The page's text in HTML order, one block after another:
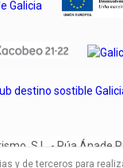
S.L. - Rúa Ánade
Travel en otros
y de terceros para